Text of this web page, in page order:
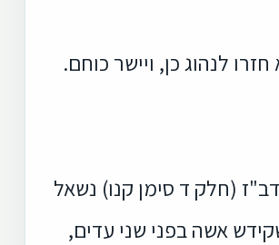
חזרו לנהוג כן, ויישר כוחם.
(חלק ד סימן קנו) נשאל
אשה בפני שני עדים,